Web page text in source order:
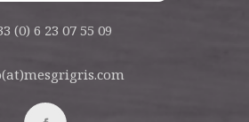
(0) 6 23 07 55 09